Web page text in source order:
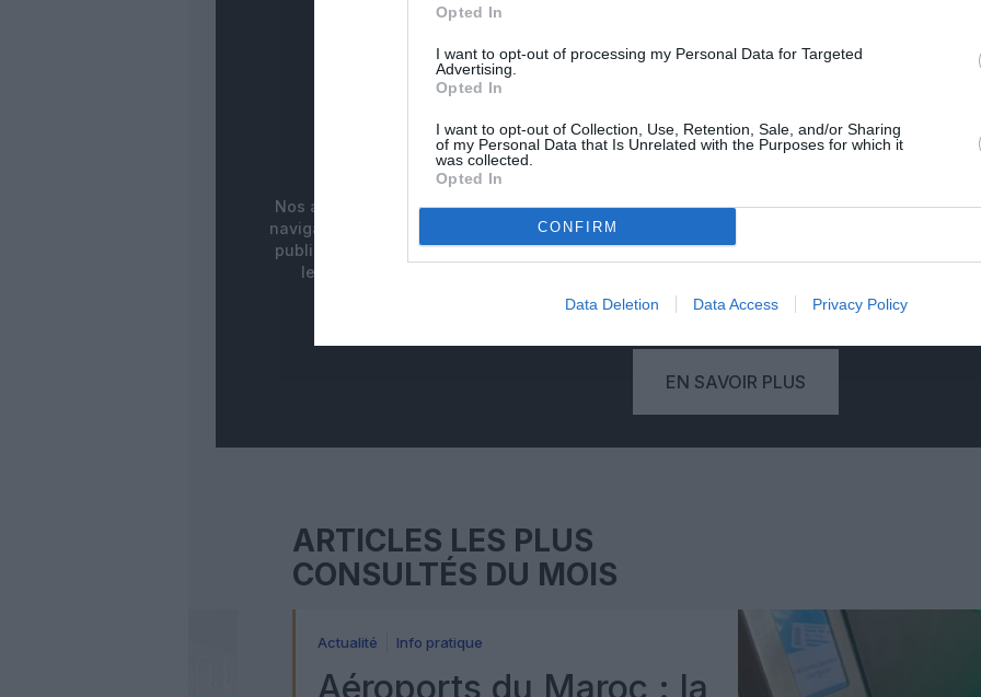
Opted In
I want to opt-out of processing my Personal Data for Targeted
Advertising.
Opted In
I want to opt-out of Collection, Use, Retention, Sale, and/or Sharing
of my Personal Data that Is Unrelated with the Purposes for which it
was collected.
Opted In
CONFIRM
Data Deletion Data Access Privacy Policy
ABONNEMENT
PUBLICITÉ
MASQUÉE
Nos abonnés bénéficient d'une
navigation fluide sans bandeaux
publicitaires pour une meilleure
lecture de nos contenus.
PSEUDONYME
RÉSERVÉ
Votre pseudonyme est validé à
empêchant qu'un autre lecteur
EN SAVOIR PLUS
ARTICLES LES PLUS
CONSULTÉS DU MOIS
Actualité Info pratique
Aéroports du Maroc : la